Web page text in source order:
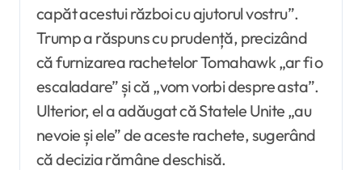
capăt acestui război cu ajutorul vostru”.
Trump a răspuns cu prudență, precizând
că furnizarea rachetelor Tomahawk „ar fi o
escaladare” și că „vom vorbi despre asta”.
Ulterior, el a adăugat că Statele Unite „au
nevoie și ele” de aceste rachete, sugerând
că decizia rămâne deschisă.